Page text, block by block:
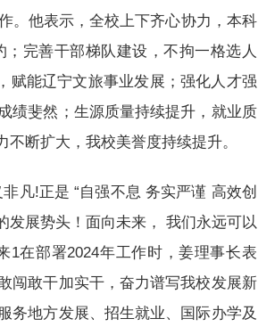
。他表示，全校上下齐心协力，本科
完善干部梯队建设，不拘一格选人
赋能辽宁文旅事业发展；强化人才强
绩斐然；生源质量持续提升，就业质
断扩大，我校美誉度持续提升。
凡!正是 “自强不息 务实严谨 高效创
发展势头！面向未来， 我们永远可以
1在部署2024年工作时，姜理事长表
闯敢干加实干，奋力谱写我校发展新
务地方发展、招生就业、国际办学及